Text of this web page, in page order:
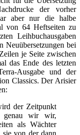
der vorher
aber nur die halbe
von 64 Heftseiten zu
Leihbuchausgaben
Neuübersetzungen bei
je Seite zwischen
das Ende des letzten
Ausgabe und der
Classics. Der Arisier
der Zeitpunkt
genau wir wir,
als Wächter
von der dann